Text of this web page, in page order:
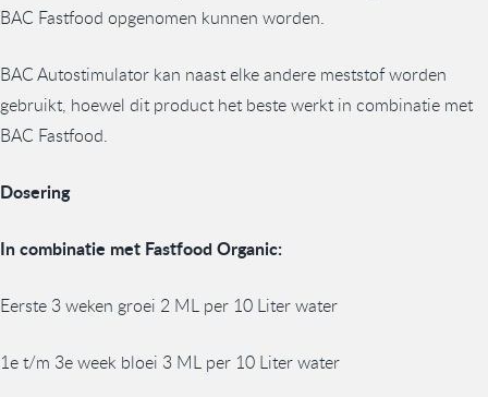
BAC Fastfood opgenomen kunnen worden.
BAC Autostimulator kan naast elke andere meststof worden
gebruikt, hoewel dit product het beste werkt in combinatie met
BAC Fastfood.
Dosering
In combinatie met Fastfood Organic:
Eerste 3 weken groei 2 ML per 10 Liter water
1e t/m 3e week bloei 3 ML per 10 Liter water